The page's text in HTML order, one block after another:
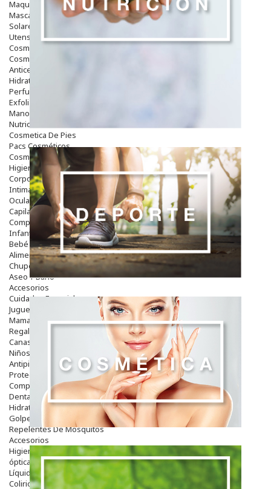
Maquillajes Y Color
Mascarillas
Solares
Utensilios
Cosmética Capilar
Cosmética Corporal
Anticelulíticos
Hidratantes Corporales
Perfumes Y Colonias
Exfoliantes Corporales
Manos Y Uñas
Nutricosmética
Cosmetica De Pies
Pacs Cosméticos
Cosmetica Facial Piel Sensible
Higiene
Corporal
Intima
Ocular
Capilar
Complementos
Infantil
Bebé
Alimentación Y Complementos
Chupetes Y Mordedores
Aseo Y Baño
Accesorios
Cuidados Especiales
Juguetes
Mama
Regalos
Canastilla
Niños
Antipiojos
Protección Solar
Complementos Alimentarios
Dentales
Hidratantes
Golpes Y Hematomas
Repelentes De Mosquitos
Accesorios
Higiene
óptica
Líquidos Lentillas
Colirios